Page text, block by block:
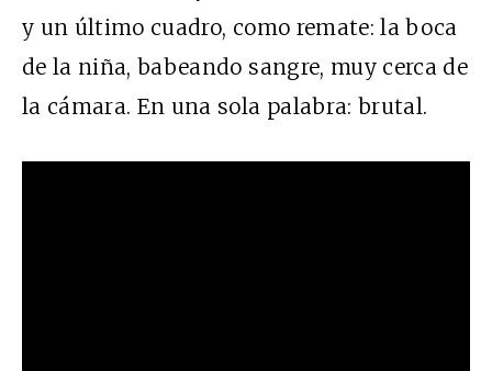
y un último cuadro, como remate: la boca
de la niña, babeando sangre, muy cerca de
la cámara. En una sola palabra: brutal.